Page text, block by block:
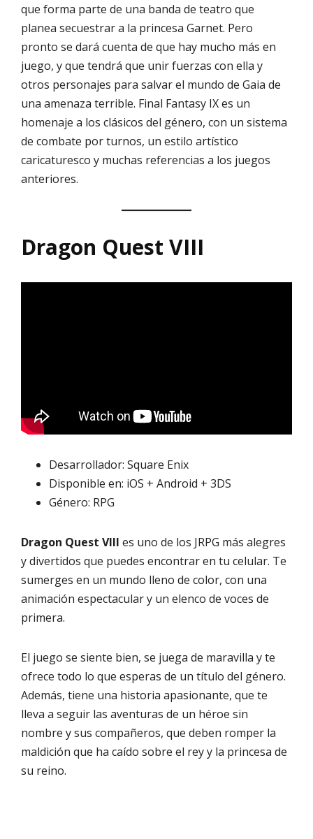
que forma parte de una banda de teatro que
planea secuestrar a la princesa Garnet. Pero
pronto se dará cuenta de que hay mucho más en
juego, y que tendrá que unir fuerzas con ella y
otros personajes para salvar el mundo de Gaia de
una amenaza terrible. Final Fantasy IX es un
homenaje a los clásicos del género, con un sistema
de combate por turnos, un estilo artístico
caricaturesco y muchas referencias a los juegos
anteriores.
Dragon Quest VIII
Desarrollador: Square Enix
Disponible en: iOS + Android + 3DS
Género: RPG
Dragon Quest VIII es uno de los JRPG más alegres
y divertidos que puedes encontrar en tu celular. Te
sumerges en un mundo lleno de color, con una
animación espectacular y un elenco de voces de
primera.
El juego se siente bien, se juega de maravilla y te
ofrece todo lo que esperas de un título del género.
Además, tiene una historia apasionante, que te
lleva a seguir las aventuras de un héroe sin
nombre y sus compañeros, que deben romper la
maldición que ha caído sobre el rey y la princesa de
su reino.